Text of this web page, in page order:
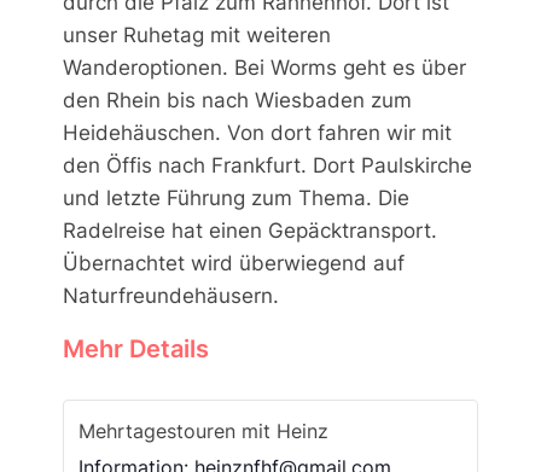
unser Ruhetag mit weiteren
Wanderoptionen. Bei Worms geht es über
den Rhein bis nach Wiesbaden zum
Heidehäuschen. Von dort fahren wir mit
den Öffis nach Frankfurt. Dort Paulskirche
und letzte Führung zum Thema. Die
Radelreise hat einen Gepäcktransport.
Übernachtet wird überwiegend auf
Naturfreundehäusern.
Mehr Details
Mehrtagestouren mit Heinz
Information: heinznfhf@gmail.com